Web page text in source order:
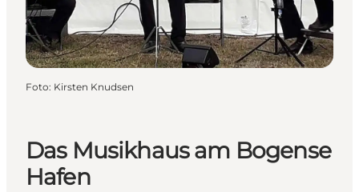
Das Musikhaus am Bogense
Hafen
Foto: Kirsten Knudsen